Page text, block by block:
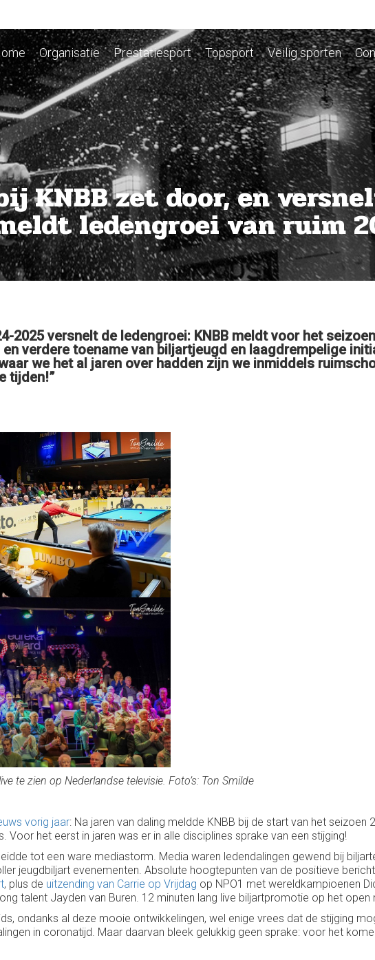
Organisatie Prestatiesport Topsport Veilig sporten
KNBB zet door, en
ledengroei van ruim
2025 versnelt de ledengroei: KNBB meldt voor het
verdere toename van biljartjeugd en laagdrempelige
we het al jaren over hadden zijn we inmiddels
tijden!”
te zien op Nederlandse televisie. Foto’s: Ton Smilde
vorig jaar: Na jaren van daling meldde KNBB bij de start van het
Voor het eerst in jaren was er in alle disciplines sprake van een stijging!
tot een ware mediastorm. Media waren ledendalingen gewend bij
jeugdbiljart evenementen. Absolute hoogtepunten van de positieve
, plus de uitzending van Carrie op Vrijdag op NPO1 met wereldkampioenen
talent Jayden van Buren. 12 minuten lang live biljartpromotie op het
ondanks al deze mooie ontwikkelingen, wel enige vrees dat de stijging
in coronatijd. Maar daarvan bleek gelukkig geen sprake: voor het